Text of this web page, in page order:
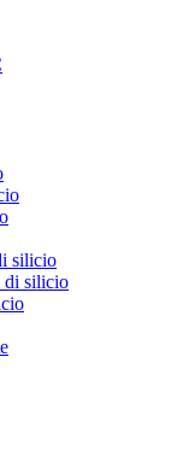
silicio
di silicio